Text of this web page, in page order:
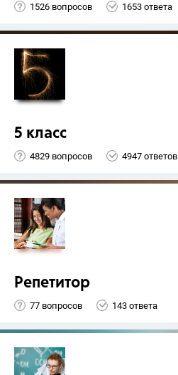
1526 вопросов 1653 ответа
5 класс
4829 вопросов 4947 ответов
Репетитор
77 вопросов 143 ответа